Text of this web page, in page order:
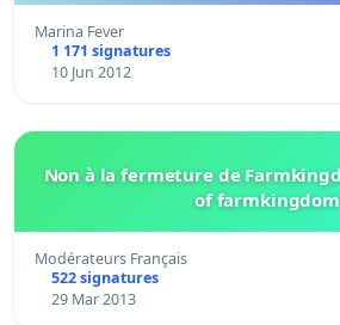
Marina Fever
1 171 signatures
10 Jun 2012
Non à la fermeture de
of farmkingdom
Modérateurs Français
522 signatures
29 Mar 2013